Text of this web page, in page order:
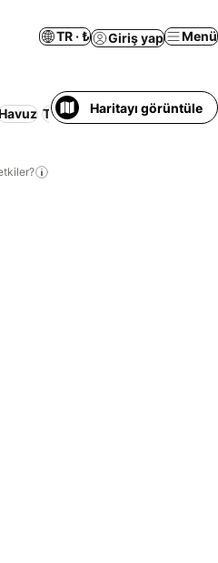
TR · ₺ Giriş yap Menü
Tam pansiyon Tatil Köyü
Haritayı görüntüle